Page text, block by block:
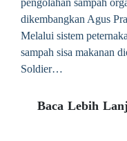
pengolahan sampah
dikembangkan Agus
Melalui sistem
sampah sisa makanan
Soldier…
Baca Lebih